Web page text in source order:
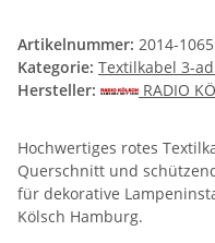
Artikelnummer: 2014-1065
Kategorie: Textilkabel 3-
Hersteller:
RADIO
Hochwertiges rotes
Querschnitt und
für dekorative
Kölsch Hamburg.